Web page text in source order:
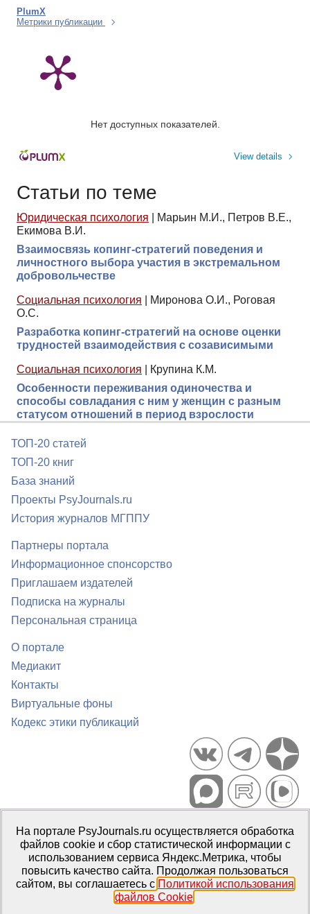
PlumX
Метрики публикации
Нет доступных показателей.
View details
Статьи по теме
Юридическая психология
Марьин М.И., Петров В.Е.,
Екимова В.И.
Взаимосвязь копинг-стратегий поведения и
личностного выбора участия в экстремальном
добровольчестве
Социальная психология
Миронова О.И., Роговая
О.С.
Разработка копинг-стратегий на основе оценки
трудностей взаимодействия с созависимыми
Социальная психология
Крупина К.М.
Особенности переживания одиночества и
способы совладания с ним у женщин с разным
статусом отношений в период взрослости
ТОП-20 статей
ТОП-20 книг
База знаний
Проекты PsyJournals.ru
История журналов МГППУ
Партнеры портала
Информационное спонсорство
Приглашаем издателей
Подписка на журналы
Персональная страница
О портале
Медиакит
Контакты
Виртуальные фоны
Кодекс этики публикаций
Портал психологических изданий PsyJournals.ru, 2007–2026
Правила использования материалов
Свидетельство регистрации СМИЭл № ФС77-66447 от 14 июля
2016 г.
Издатель: ФГБОУ ВО МГППУ
На портале PsyJournals.ru осуществляется обработка
файлов cookie и сбор статистической информации с
использованием сервиса Яндекс.Метрика, чтобы
повысить качество сайта. Продолжая пользоваться
сайтом, вы соглашаетесь с Политикой использования
файлов Cookie.